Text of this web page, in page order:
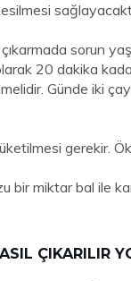
sorun
20 dakika
Günde iki
gerekir.
bir miktar bal ile
ÇIKARILIR